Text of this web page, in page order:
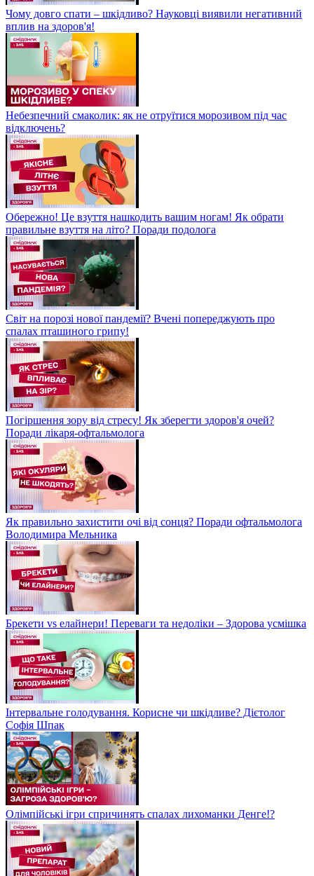
Чому довго спати – шкідливо? Науковці виявили негативний
вплив на здоров'я!
Небезпечний смаколик: як не отруїтися морозивом під час
відключень?
Обережно! Це взуття нашкодить вашим ногам! Як обрати
правильне взуття на літо? Поради подолога
Світ на порозі нової пандемії? Вчені попереджують про
спалах пташиного грипу!
Погіршення зору від стресу! Як зберегти здоров'я очей?
Поради лікаря-офтальмолога
Як правильно захистити очі від сонця? Поради офтальмолога
Володимира Мельника
Брекети vs елайнери! Переваги та недоліки – Здорова усмішка
Інтервальне голодування. Корисне чи шкідливе? Дієтолог
Софія Шпак
Олімпійські ігри спричинять спалах лихоманки Денге!?